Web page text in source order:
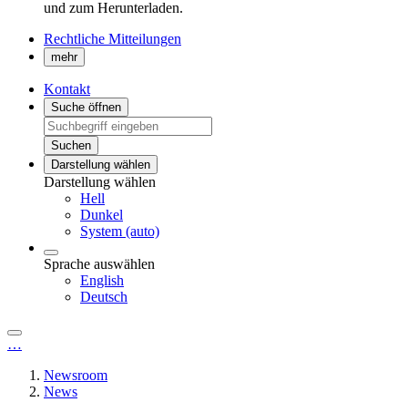
und zum Herunterladen.
Rechtliche Mitteilungen
mehr
Kontakt
Suche öffnen
Suchen
Darstellung wählen
Darstellung wählen
Hell
Dunkel
System (auto)
Sprache auswählen
English
Deutsch
…
Newsroom
News